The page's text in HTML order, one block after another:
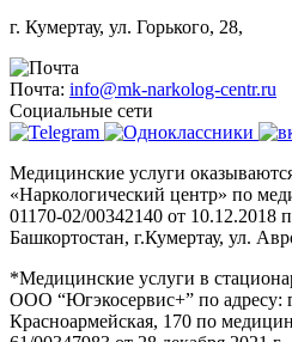
г. Кумертау, ул. Горького, 28,
Почта: info@mk-narkolog-centr.ru
Социальные сети
Медицинские услуги
«Наркологический центр» по
01170-02/00342140 от 10.12.2018
Башкортостан, г.Кумертау, ул.
*Медицинские услуги в
ООО “Югэкосервис+” по адресу:
Красноармейская, 170 по